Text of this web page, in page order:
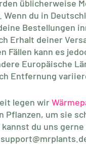
üblicherweise
du in
Bestellungen
Erhalt deiner
Fällen kann es
Europäische
Entfernung
legen wir
Pflanzen, um sie
du uns